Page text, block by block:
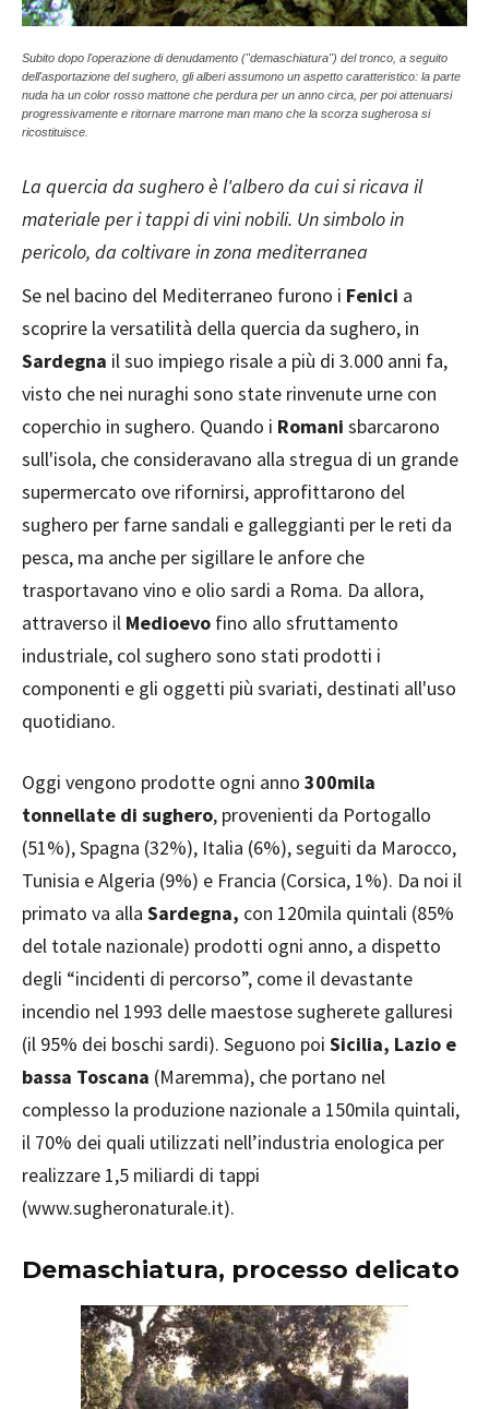
Subito dopo l'operazione di denudamento ("demaschiatura") del tronco, a seguito
dell'asportazione del sughero, gli alberi assumono un aspetto caratteristico: la parte
nuda ha un color rosso mattone che perdura per un anno circa, per poi attenuarsi
progressivamente e ritornare marrone man mano che la scorza sugherosa si
ricostituisce.
La quercia da sughero è l'albero da cui si ricava il
materiale per i tappi di vini nobili. Un simbolo in
pericolo, da coltivare in zona mediterranea
Se nel bacino del Mediterraneo furono i Fenici a
scoprire la versatilità della quercia da sughero, in
Sardegna il suo impiego risale a più di 3.000 anni fa,
visto che nei nuraghi sono state rinvenute urne con
coperchio in sughero. Quando i Romani sbarcarono
sull'isola, che consideravano alla stregua di un grande
supermercato ove rifornirsi, approfittarono del
sughero per farne sandali e galleggianti per le reti da
pesca, ma anche per sigillare le anfore che
trasportavano vino e olio sardi a Roma. Da allora,
attraverso il Medioevo fino allo sfruttamento
industriale, col sughero sono stati prodotti i
componenti e gli oggetti più svariati, destinati all'uso
quotidiano.
Oggi vengono prodotte ogni anno 300mila
tonnellate di sughero, provenienti da Portogallo
(51%), Spagna (32%), Italia (6%), seguiti da Marocco,
Tunisia e Algeria (9%) e Francia (Corsica, 1%). Da noi il
primato va alla Sardegna, con 120mila quintali (85%
del totale nazionale) prodotti ogni anno, a dispetto
degli “incidenti di percorso”, come il devastante
incendio nel 1993 delle maestose sugherete galluresi
(il 95% dei boschi sardi). Seguono poi Sicilia, Lazio e
bassa Toscana (Maremma), che portano nel
complesso la produzione nazionale a 150mila quintali,
il 70% dei quali utilizzati nell’industria enologica per
realizzare 1,5 miliardi di tappi
(www.sugheronaturale.it).
Demaschiatura, processo delicato